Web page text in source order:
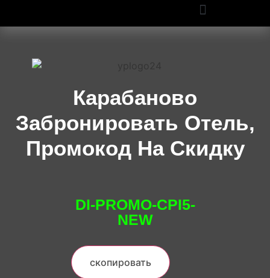
Карабаново
Забронировать Отель,
Промокод На Скидку
DI-PROMO-CPI5-
NEW
скопировать